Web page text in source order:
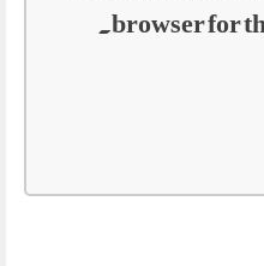
browser for